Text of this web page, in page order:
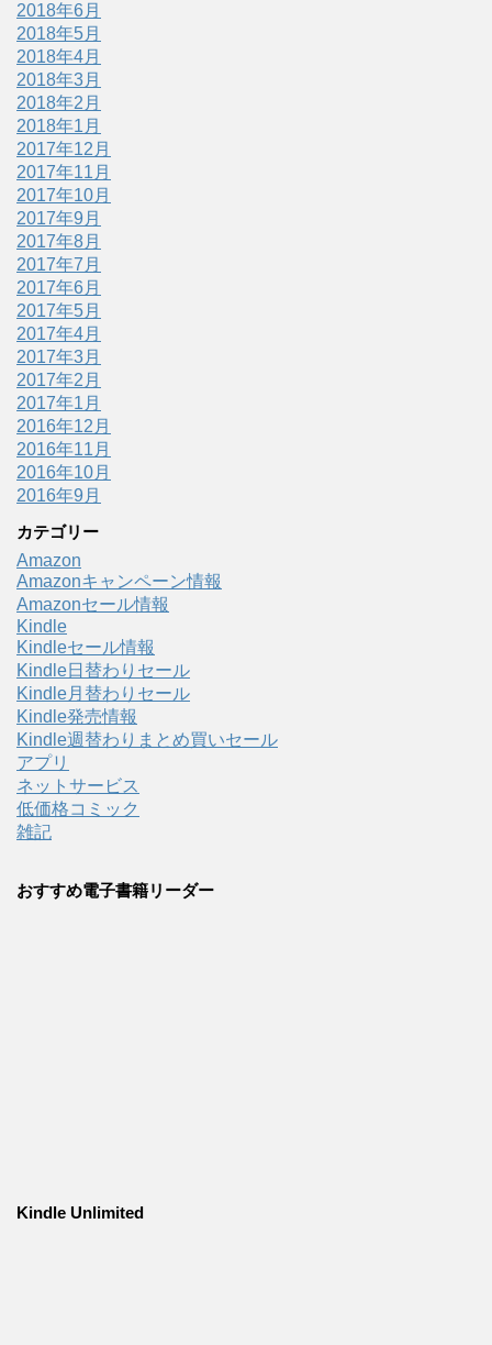
2018年6月
2018年5月
2018年4月
2018年3月
2018年2月
2018年1月
2017年12月
2017年11月
2017年10月
2017年9月
2017年8月
2017年7月
2017年6月
2017年5月
2017年4月
2017年3月
2017年2月
2017年1月
2016年12月
2016年11月
2016年10月
2016年9月
カテゴリー
Amazon
Amazonキャンペーン情報
Amazonセール情報
Kindle
Kindleセール情報
Kindle日替わりセール
Kindle月替わりセール
Kindle発売情報
Kindle週替わりまとめ買いセール
アプリ
ネットサービス
低価格コミック
雑記
おすすめ電子書籍リーダー
Kindle Unlimited